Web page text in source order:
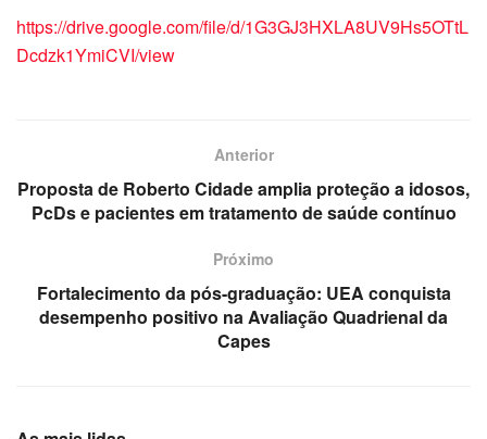
https://drive.google.com/file/d/1G3GJ3HXLA8UV9Hs5OTtL
Dcdzk1YmiCVI/view
Anterior
Proposta de Roberto Cidade amplia proteção a idosos,
PcDs e pacientes em tratamento de saúde contínuo
Próximo
Fortalecimento da pós-graduação: UEA conquista
desempenho positivo na Avaliação Quadrienal da
Capes